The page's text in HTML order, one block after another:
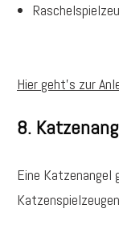
Hier geht's zur
8.
Eine Katzenangel